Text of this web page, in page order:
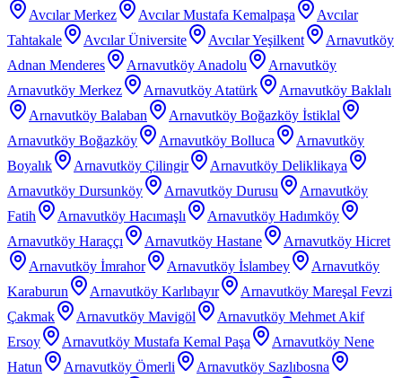
Avcılar Merkez Avcılar Mustafa Kemalpaşa
Avcılar
Tahtakale
Avcılar Üniversite Avcılar Yeşilkent
Arnavutköy
Adnan Menderes
Arnavutköy Anadolu
Arnavutköy
Arnavutköy Merkez
Arnavutköy Atatürk
Arnavutköy Baklalı
Arnavutköy Balaban
Arnavutköy Boğazköy İstiklal
Arnavutköy Boğazköy
Arnavutköy Bolluca
Arnavutköy
Boyalık
Arnavutköy Çilingir
Arnavutköy Deliklikaya
Arnavutköy Dursunköy
Arnavutköy Durusu
Arnavutköy
Fatih
Arnavutköy Hacımaşlı
Arnavutköy Hadımköy
Arnavutköy Haraççı
Arnavutköy Hastane
Arnavutköy Hicret
Arnavutköy İmrahor
Arnavutköy İslambey
Arnavutköy
Karaburun
Arnavutköy Karlıbayır
Arnavutköy Mareşal Fevzi
Çakmak
Arnavutköy Mavigöl
Arnavutköy Mehmet Akif
Ersoy
Arnavutköy Mustafa Kemal Paşa
Arnavutköy Nene
Hatun
Arnavutköy Ömerli
Arnavutköy Sazlıbosna